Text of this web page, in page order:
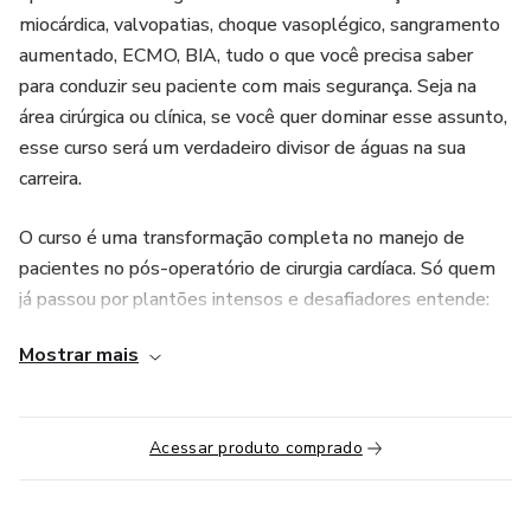
miocárdica, valvopatias, choque vasoplégico, sangramento
aumentado, ECMO, BIA, tudo o que você precisa saber
para conduzir seu paciente com mais segurança. Seja na
área cirúrgica ou clínica, se você quer dominar esse assunto,
esse curso será um verdadeiro divisor de águas na sua
carreira.
O curso é uma transformação completa no manejo de
pacientes no pós-operatório de cirurgia cardíaca. Só quem
já passou por plantões intensos e desafiadores entende:
didático. Trata-se de um método comprovado que vai
paciente no pós-operatório. O Curso de Pós-operatório de
Cirurgia Cardíaca 2.0 oferece: método exclusivo do Clube
da Cardio (IPOC); slides das aulas; artigos científicos
Mostrar mais
Acessar produto comprado